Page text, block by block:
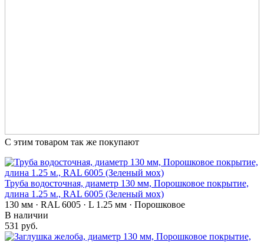
С этим товаром так же покупают
Труба водосточная, диаметр 130 мм, Порошковое покрытие,
длина 1.25 м., RAL 6005 (Зеленый мох)
130 мм · RAL 6005 · L 1.25 мм · Порошковое
В наличии
531 руб.